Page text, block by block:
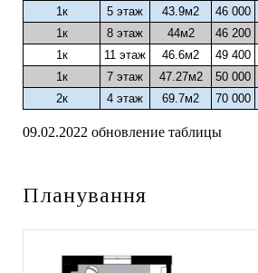
1к
5 этаж 43.9м2 46 000
1к
8 этаж 44м2 46 200
1к
11 этаж 46.6м2 49 400
1к
7 этаж 47.27м2 50 000
2к
4 этаж 69.7м2 70 000
09.02.2022 обновление таблицы
Планування